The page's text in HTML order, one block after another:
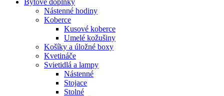
Nástenné hodiny
Koberce
Kusové koberce
Umelé kožušiny
Košíky a úložné boxy
Kvetináče
Svietidlá a lampy
Nástenné
Stojace
Stolné